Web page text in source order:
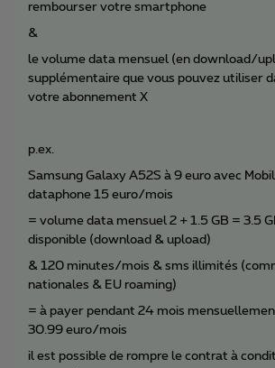
rembourser votre smartphone
&
le volume data mensuel (en download/
supplémentaire que vous pouvez utiliser
votre abonnement X
p.ex.
Samsung Galaxy A52S à 9 euro avec
dataphone 15 euro/mois
= volume data mensuel 2 + 1.5 GB = 3.5
disponible (download & upload)
& 120 minutes/mois & sms illimités
nationales & EU roaming)
= à payer pendant 24 mois
30.99 euro/mois
il est possible de rompre le contrat à